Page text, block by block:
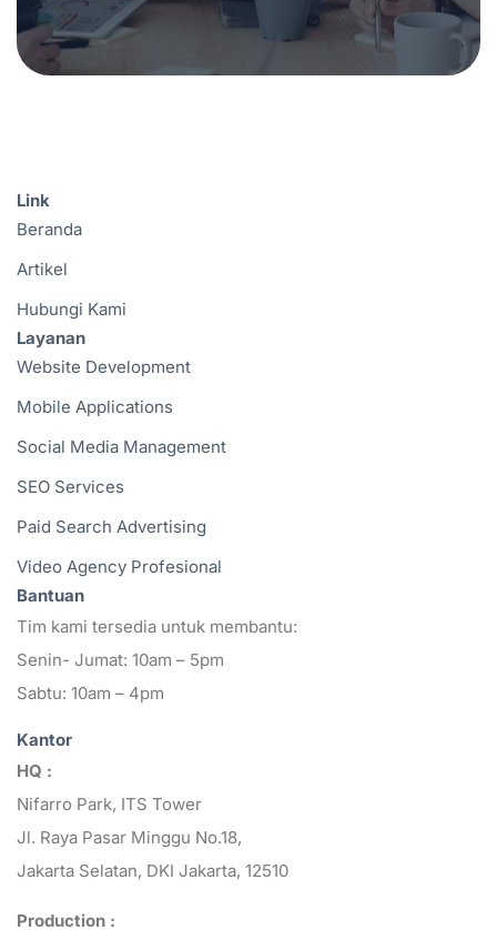
Link
Beranda
Artikel
Hubungi Kami
Layanan
Website Development
Mobile Applications
Social Media Management
SEO Services
Paid Search Advertising
Video Agency Profesional
Bantuan
Tim kami tersedia untuk membantu:
Senin- Jumat: 10am – 5pm
Sabtu: 10am – 4pm
Kantor
HQ :
Nifarro Park, ITS Tower
Jl. Raya Pasar Minggu No.18,
Jakarta Selatan, DKI Jakarta, 12510
Production :